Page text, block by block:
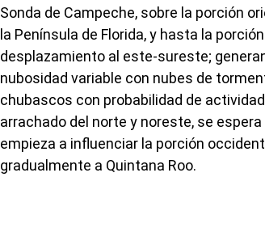
Sonda de Campeche, sobre la porción
la Península de Florida, y hasta la
desplazamiento al este-sureste;
nubosidad variable con nubes de
chubascos con probabilidad de
arrachado del norte y noreste, se
empieza a influenciar la porción
gradualmente a Quintana Roo.